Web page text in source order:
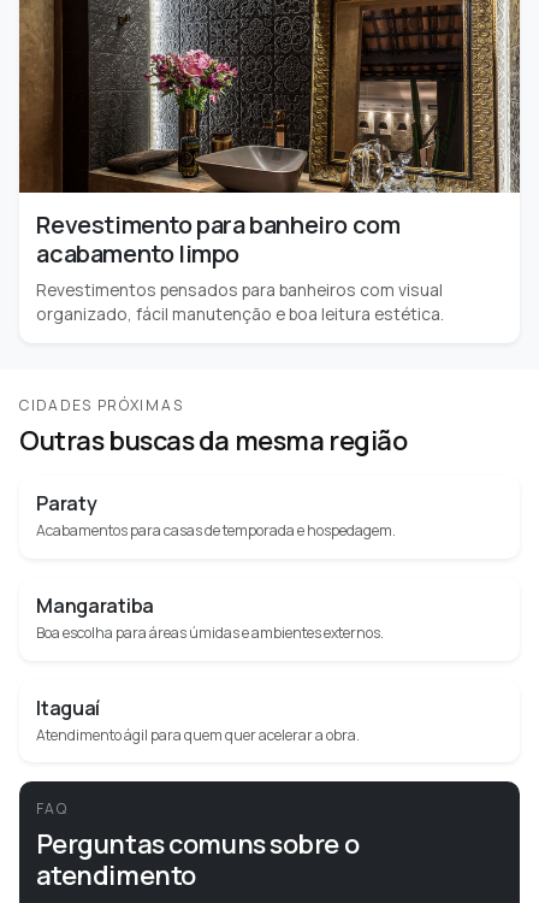
Revestimento para banheiro com
acabamento limpo
Revestimentos pensados para banheiros com visual
organizado, fácil manutenção e boa leitura estética.
CIDADES PRÓXIMAS
Outras buscas da mesma região
Paraty
Acabamentos para casas de temporada e hospedagem.
Mangaratiba
Boa escolha para áreas úmidas e ambientes externos.
Itaguaí
Atendimento ágil para quem quer acelerar a obra.
FAQ
Perguntas comuns sobre o
atendimento